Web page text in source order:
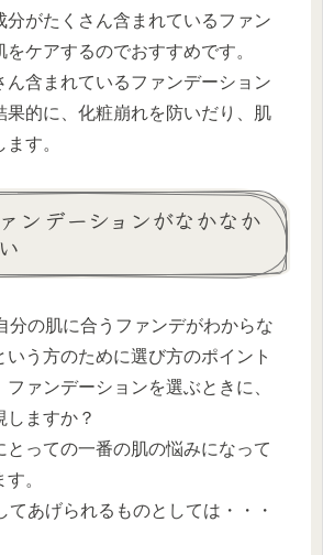
分がたくさん含まれているファン
ケアするのでおすすめです。
ん含まれているファンデーション
果的に、化粧崩れを防いだり、肌
す。
ンデーションがなかなか
分の肌に合うファンデがわからな
いう方のために選び方のポイント
ァンデーションを選ぶときに、
しますか？
とっての一番の肌の悩みになって
。
てあげられるものとしては・・・